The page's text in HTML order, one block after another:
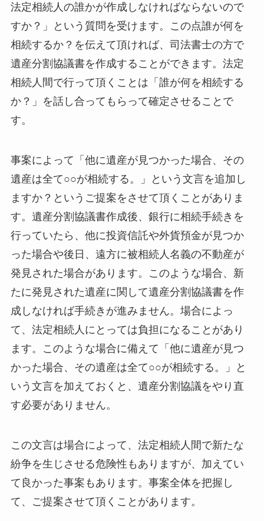
法定相続人の誰かが作成しなければならないので
すか？」という質問を受けます。この点誰が何を
相続するか？を伝えて頂ければ、司法書士の方で
遺産分割協議書を作成することができます。法定
相続人間で行って頂くことは「誰が何を相続する
か？」を話し合ってもらって確定させることで
す。
事案によって「他に遺産が見つかった場合、その
遺産は全て○○が相続する。」という文言を追加し
ますか？というご提案をさせて頂くことがありま
す。遺産分割協議書作成後、銀行に相続手続きを
行っていたら、他に投資信託や外貨預金が見つか
った場合や後日、遠方に被相続人名義の不動産が
発見された場合があります。このような場合、新
たに発見された遺産に関して遺産分割協議書を作
成しなければ手続きが進みません。場合によっ
て、法定相続人にとっては負担になることがあり
ます。このような場合に備えて「他に遺産が見つ
かった場合、その遺産は全て○○が相続する。」と
いう文言を加えておくと、遺産分割協議をやり直
す必要がありません。
この文言は場合によって、法定相続人間で新たな
紛争を生じさせる危険性もありますが、加えてい
て良かった事案もあります。事案全体を把握し
て、ご提案させて頂くことがあります。